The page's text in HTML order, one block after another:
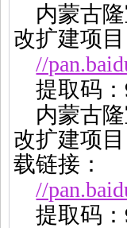
内蒙古隆
改扩建项
//
提取码：
内蒙古隆
改扩建项
载链接：
//
提取码：